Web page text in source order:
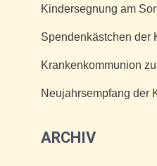
Kindersegnung am
Spendenkästchen der
Krankenkommunion
Neujahrsempfang der
ARCHIV